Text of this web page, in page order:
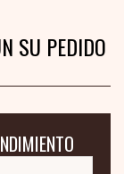
SU PEDIDO